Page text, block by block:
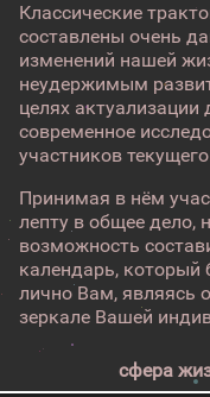
Классические
составлены очень
изменений нашей
неудержимым
целях
современное
участников
Принимая в нём
лепту в общее дело,
возможность
календарь, который
лично Вам, являясь
зеркале Вашей
сфера